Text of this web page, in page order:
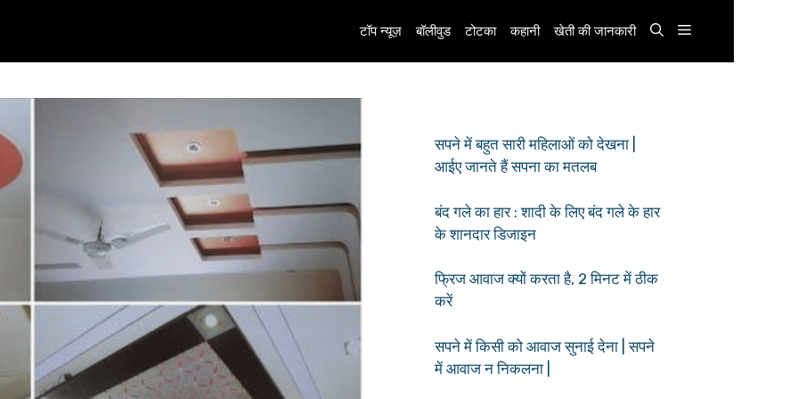
टॉप न्यूज़ बॉलीवुड टोटका कहानी खेती की जानकारी
सपने में बहुत सारी महिलाओं को देखना |
आईए जानते हैं सपना का मतलब
बंद गले का हार : शादी के लिए बंद गले के हार
के शानदार डिजाइन
फ्रिज आवाज क्यों करता है, 2 मिनट में ठीक
करें
सपने में किसी को आवाज सुनाई देना | सपने
में आवाज न निकलना |